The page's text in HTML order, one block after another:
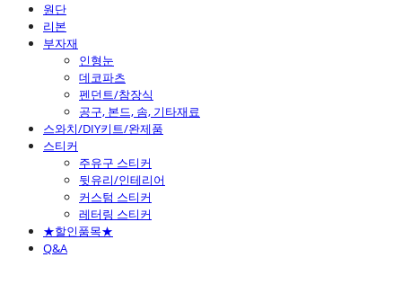
원단
리본
부자재
인형눈
데코파츠
펜던트/참장식
공구, 본드, 솜, 기타재료
스와치/DIY키트/완제품
스티커
주유구 스티커
뒷유리/인테리어
커스텀 스티커
레터링 스티커
★할인품목★
Q&A